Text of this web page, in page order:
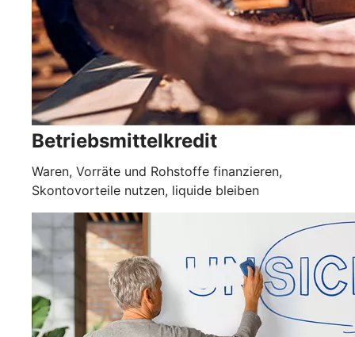
Betriebsmittelkredit
Waren, Vorräte und Rohstoffe finanzieren,
Skontovorteile nutzen, liquide bleiben